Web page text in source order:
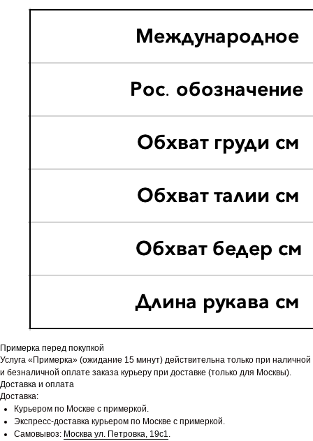
Примерка перед покупкой
Услуга «Примерка» (ожидание 15 минут) действительна только при наличной
и безналичной оплате заказа курьеру при доставке (только для Москвы).
Доставка и оплата
Доставка:
Курьером по Москве с примеркой.
Экспресс-доставка курьером по Москве с примеркой.
Самовывоз: Москва ул. Петровка, 19с1.